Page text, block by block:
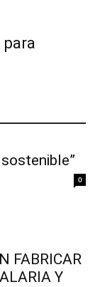
0
FABRICAR
Y